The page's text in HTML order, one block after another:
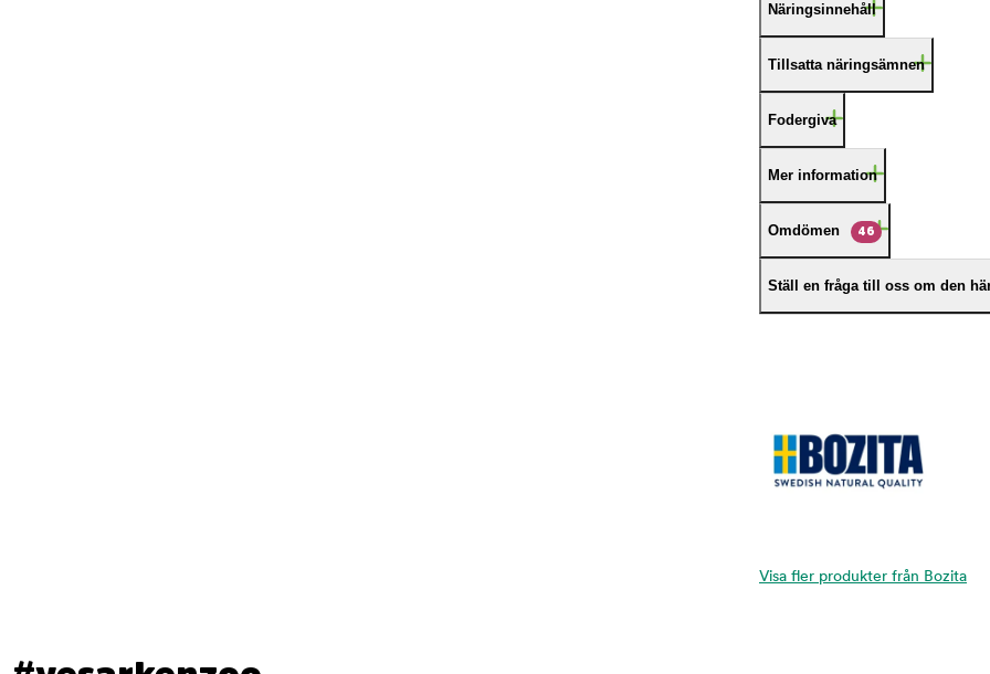
Näringsinnehåll
Tillsatta näringsämnen
Fodergiva
Mer information
Omdömen 46
Ställ en fråga till oss om den
Visa fler produkter från Bozita